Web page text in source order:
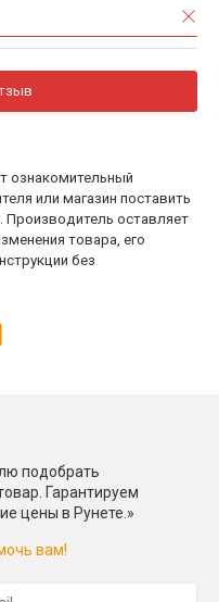
ознакомительный
или магазин поставить
Производитель оставляет
товара, его
без
подобрать
Гарантируем
цены в Рунете.»
вам!